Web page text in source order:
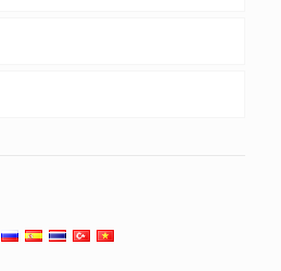
boru
& kızdırıcı tüp